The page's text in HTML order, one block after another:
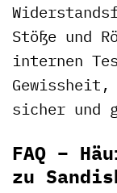
Stöße und
internen
sicher und
FAQ –
zu